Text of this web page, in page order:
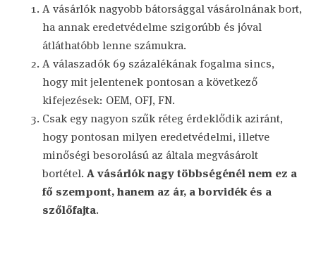
A vásárlók nagyobb bátorsággal vásárolnának bort,
ha annak eredetvédelme szigorúbb és jóval
átláthatóbb lenne számukra.
A válaszadók 69 százalékának fogalma sincs,
hogy mit jelentenek pontosan a következő
kifejezések: OEM, OFJ, FN.
Csak egy nagyon szűk réteg érdeklődik aziránt,
hogy pontosan milyen eredetvédelmi, illetve
minőségi besorolású az általa megvásárolt
bortétel. A vásárlók nagy többségénél nem ez a
fő szempont, hanem az ár, a borvidék és a
szőlőfajta.